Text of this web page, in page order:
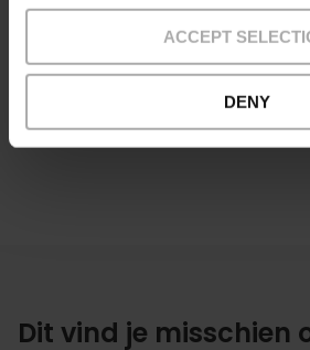
ACCEPT
DENY
Dit vind je misschien